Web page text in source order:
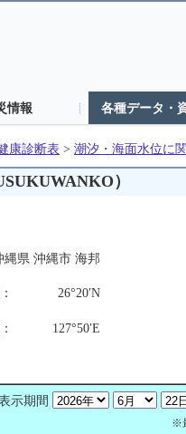
情報 各種データ・
康診断表 > 潮汐・海面水位に
）
県 沖縄市 海邦
26°20′N
127°50′E
期間
※